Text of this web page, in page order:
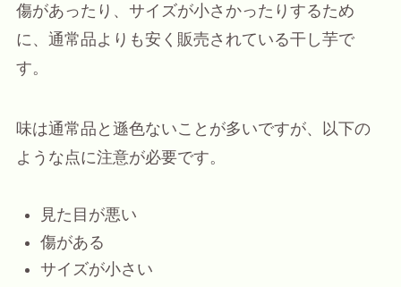
傷があったり、サイズが小さかったりするため
に、通常品よりも安く販売されている干し芋で
す。
味は通常品と遜色ないことが多いですが、以下の
ような点に注意が必要です。
見た目が悪い
傷がある
サイズが小さい